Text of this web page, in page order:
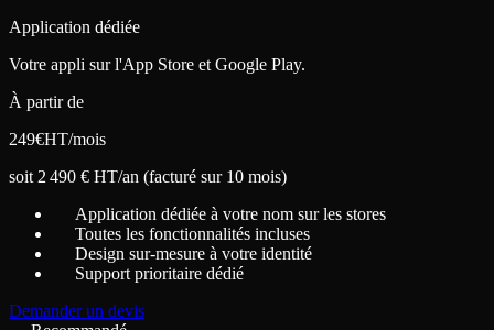
Application dédiée
Votre appli sur l'App Store et Google Play.
À partir de
249€HT/mois
soit 2 490 € HT/an (facturé sur 10 mois)
Application dédiée à votre nom sur les stores
Toutes les fonctionnalités incluses
Design sur-mesure à votre identité
Support prioritaire dédié
Demander un devis